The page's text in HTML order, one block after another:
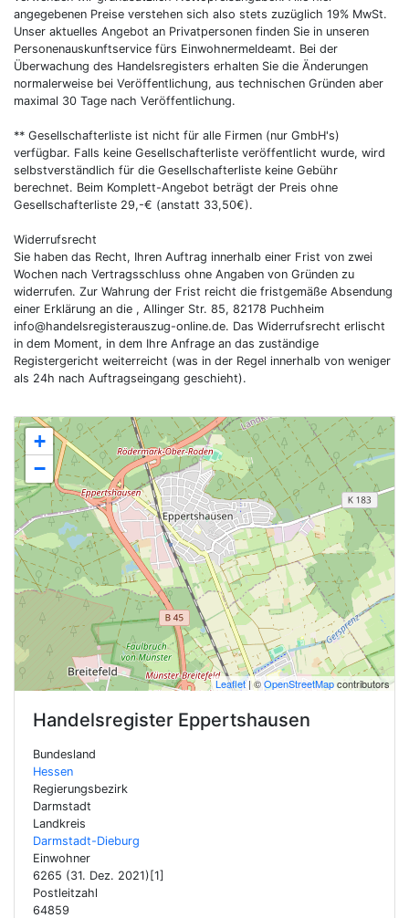
+
−
Leaflet| ©OpenStreetMapcontributors
Handelsregister Eppertshausen
Bundesland
Hessen
Regierungsbezirk
Darmstadt
Landkreis
Darmstadt-Dieburg
Einwohner
6265 (31. Dez. 2021)[1]
Postleitzahl
64859
angegebenen Preise verstehen sich also stets zuzüglich 19% MwSt.
Unser aktuelles Angebot an Privatpersonen finden Sie in unseren
Personenauskunftservice fürs Einwohnermeldeamt. Bei der
Überwachung des Handelsregisters erhalten Sie die Änderungen
normalerweise bei Veröffentlichung, aus technischen Gründen aber
maximal 30 Tage nach Veröffentlichung.
** Gesellschafterliste ist nicht für alle Firmen (nur GmbH's)
verfügbar. Falls keine Gesellschafterliste veröffentlicht wurde, wird
selbstverständlich für die Gesellschafterliste keine Gebühr
berechnet. Beim Komplett-Angebot beträgt der Preis ohne
Gesellschafterliste 29,-€ (anstatt 33,50€).
Widerrufsrecht
Sie haben das Recht, Ihren Auftrag innerhalb einer Frist von zwei
Wochen nach Vertragsschluss ohne Angaben von Gründen zu
widerrufen. Zur Wahrung der Frist reicht die fristgemäße Absendung
einer Erklärung an die , Allinger Str. 85, 82178 Puchheim
info@handelsregisterauszug-online.de. Das Widerrufsrecht erlischt
in dem Moment, in dem Ihre Anfrage an das zuständige
Registergericht weiterreicht (was in der Regel innerhalb von weniger
als 24h nach Auftragseingang geschieht).